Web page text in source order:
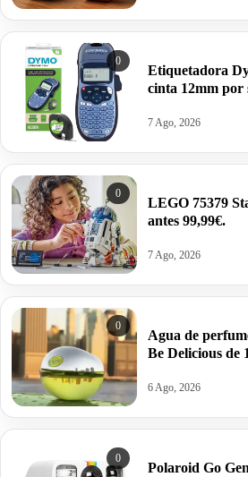
0
Etiquetadora
cinta 12mm por
7 Ago, 2026
0
LEGO 75379
antes 99,99€.
7 Ago, 2026
0
Agua de
Be Delicious de
6 Ago, 2026
0
Polaroid Go